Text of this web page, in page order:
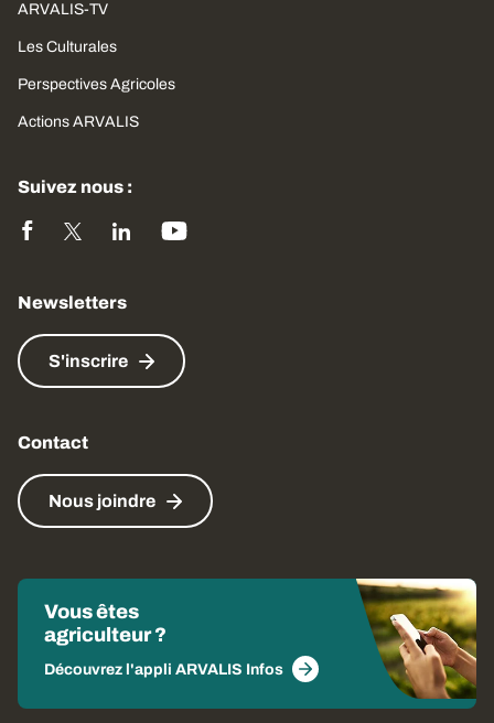
ARVALIS-TV
Les Culturales
Perspectives Agricoles
Actions ARVALIS
Suivez nous :
Newsletters
S'inscrire
Contact
Nous joindre
Vous êtes
agriculteur ?
Découvrez l'appli ARVALIS Infos